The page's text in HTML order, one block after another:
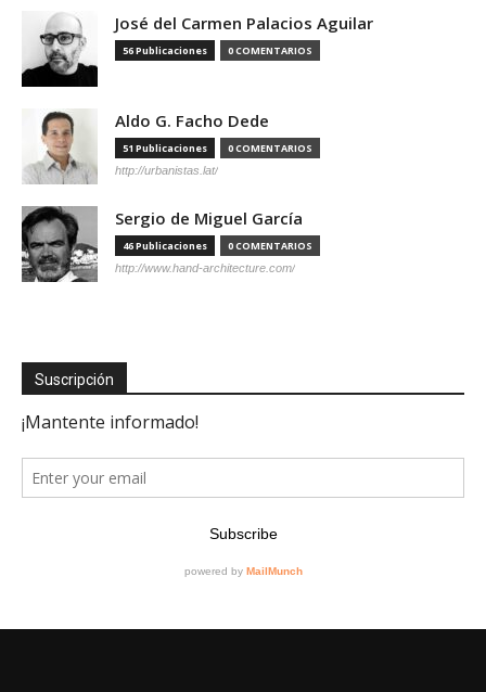
José del Carmen Palacios Aguilar
56 Publicaciones 0 COMENTARIOS
Aldo G. Facho Dede
51 Publicaciones 0 COMENTARIOS
http://urbanistas.lat/
Sergio de Miguel García
46 Publicaciones 0 COMENTARIOS
http://www.hand-architecture.com/
Suscripción